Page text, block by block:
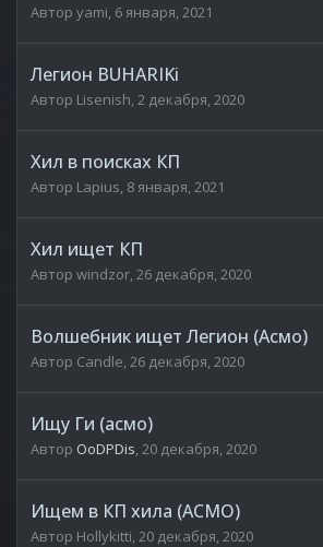
Автор yami, 6 января, 2021
Легион BUHARIKi
Автор Lisenish,2 декабря, 2020
Хил в поисках КП
Автор Lapius, 8 января, 2021
Хил ищет КП
Автор windzor,26 декабря, 2020
Волшебник ищет Легион (Асмо)
Автор Candle,26 декабря, 2020
Ищу Ги (асмо)
Автор OoDPDis,20 декабря, 2020
Ищем в КП хила (АСМО)
Автор Hollykitti,20 декабря, 2020